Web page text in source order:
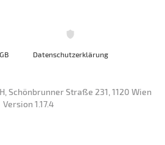
Datenschutzerklärung
Schönbrunner Straße 231, 1120 Wien
Version 1.17.4